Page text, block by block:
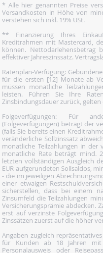
* Alle hier genannten Preise
Versandkosten in Höhe von
verstehen sich inkl. 19% USt.
** Finanzierung Ihres
Kreditrahmen mit Mastercard,
können. Nettodarlehensbetrag
effektiver Jahreszinssatz.
Ratenplan-Verfügung:
für die ersten [12] Monate ab
müssen monatliche
leisten. Führen Sie Ihre
Zinsbindungsdauer zurück,
Folgeverfügungen: Für
(Folgeverfügungen) beträgt der
(falls Sie bereits einen
veränderliche Sollzinssatz
monatliche Teilzahlungen in der
monatliche Rate beträgt mind.
letzten vollständigen Ausgleich
EUR aufgerundeten Sollsaldos,
- die im jeweiligen
einer etwaigen
sicherstellen, dass bei einem
Zinsumfeld die Teilzahlungen
Versicherungsprämie abdecken.
erst auf verzinste
Zinssätzen zuerst auf die höher
Angaben zugleich
für Kunden ab 18 Jahren mit
Personalausweis oder